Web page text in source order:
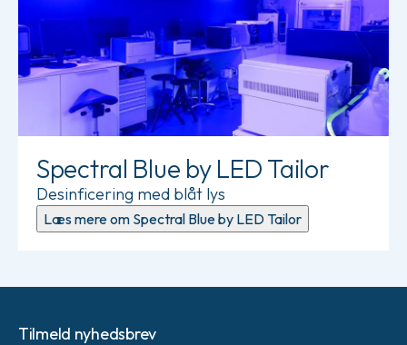
Spectral Blue by LED Tailor
Desinficering med blåt lys
Læs mere om Spectral Blue by LED Tailor
Tilmeld nyhedsbrev